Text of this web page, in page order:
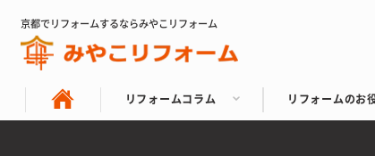
京都でリフォームするならみやこリフォーム
リフォームコラム リフォームのお